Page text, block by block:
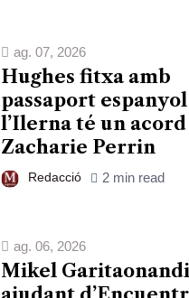
ag. 07, 2026
Hughes fitxa amb
passaport
l’Ilerna té un
Zacharie Perrin
Redacció 2 min read
ag. 06, 2026
Mikel